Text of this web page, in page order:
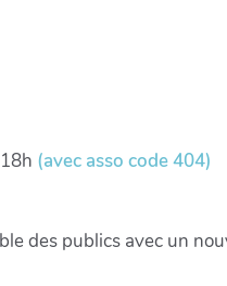
(avec asso code 404)
des publics avec un